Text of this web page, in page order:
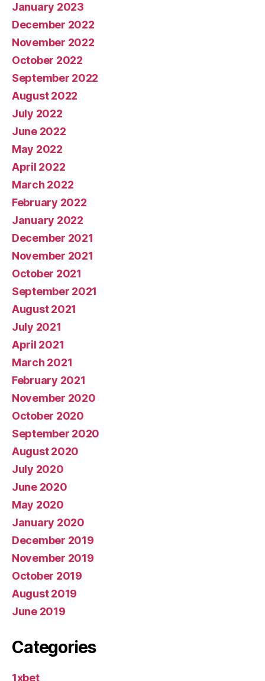
January 2023
December 2022
November 2022
October 2022
September 2022
August 2022
July 2022
June 2022
May 2022
April 2022
March 2022
February 2022
January 2022
December 2021
November 2021
October 2021
September 2021
August 2021
July 2021
April 2021
March 2021
February 2021
November 2020
October 2020
September 2020
August 2020
July 2020
June 2020
May 2020
January 2020
December 2019
November 2019
October 2019
August 2019
June 2019
Categories
1xbet